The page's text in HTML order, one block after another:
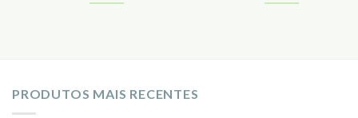
PRODUTOS MAIS RECENTES